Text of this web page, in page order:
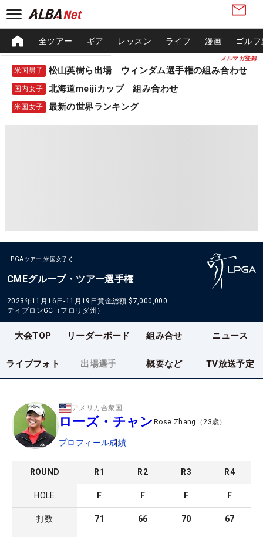
メルマガ登録
全ツアー ギア レッスン ライフ 漫画 ゴル
米国男子 松山英樹ら出場 ウィンダム選手権の組み合わせ
国内女子 北海道meijiカップ 組み合わせ
米国女子 最新の世界ランキング
LPGAツアー 米国女子
CMEグループ・ツアー選手権
2023年11月16日-11月19日賞金総額 $7,000,000
ティブロンGC（フロリダ州）
大会TOP リーダーボード 組み合せ ニュース
ライブフォト 出場選手 概要など TV放送予定
アメリカ合衆国
ローズ・チャン Rose Zhang （ 23歳）
プロフィール成績
ROUND R1 R2 R3 R4
HOLE F F F F
打数 71 66 70 67